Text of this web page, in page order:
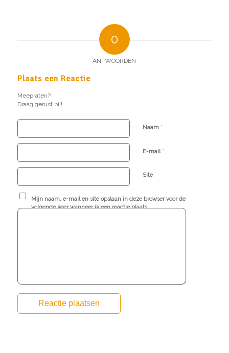
0
ANTWOORDEN
Plaats een Reactie
Meepraten?
Draag gerust bij!
Naam *
E-mail *
Site
Mijn naam, e-mail en site opslaan in deze browser voor de
volgende keer wanneer ik een reactie plaats.